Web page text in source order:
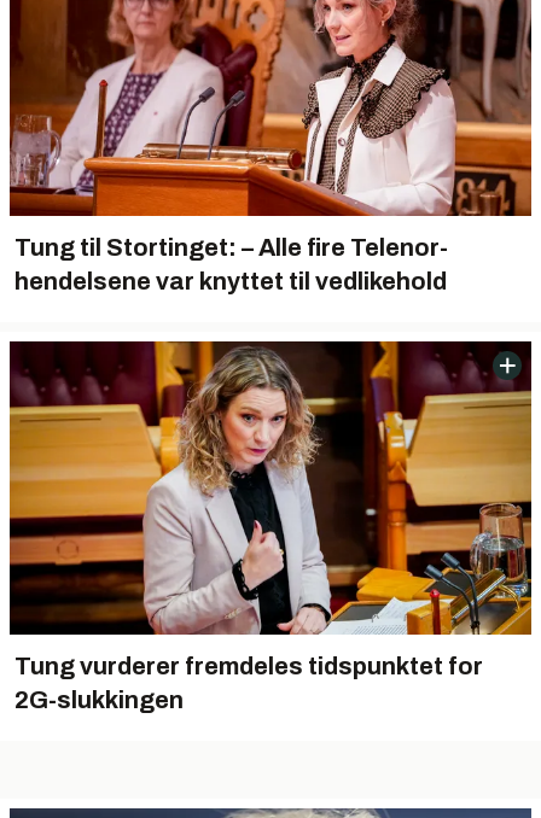
Tung til Stortinget: – Alle fire Telenor-
hendelsene var knyttet til vedlikehold
Tung vurderer fremdeles tidspunktet for
2G-slukkingen